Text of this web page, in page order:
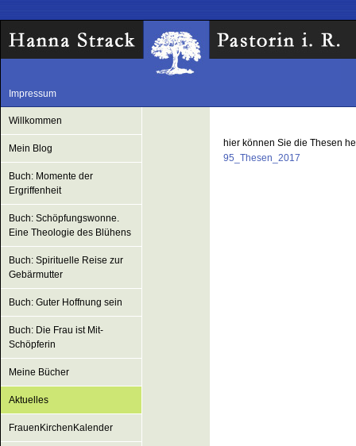
Impressum
Willkommen
Mein Blog
Buch: Momente der
Ergriffenheit
Buch: Schöpfungswonne.
Eine Theologie des Blühens
Buch: Spirituelle Reise zur
Gebärmutter
Buch: Guter Hoffnung sein
Buch: Die Frau ist Mit-
Schöpferin
Meine Bücher
Aktuelles
FrauenKirchenKalender
hier können Sie die Thesen
95_Thesen_2017